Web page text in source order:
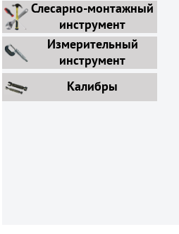
Слесарно-монтажный
инструмент
Измерительный
инструмент
Калибры